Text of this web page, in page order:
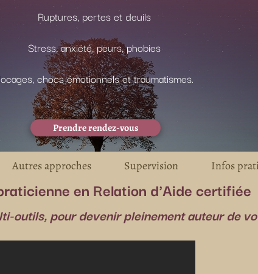
Ruptures, pertes et deuils
Stress, anxiété, peurs, phobies
chocs émotionnels et traumatismes.
Autres approches Supervision Infos
Prendre rendez-vous
en Relation d'Aide certifiée
outils, pour devenir pleinement auteur de